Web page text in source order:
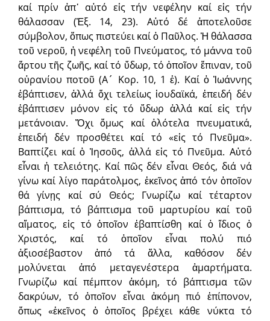
καί πρίν ἀπ᾿ αὐτό εἰς τήν νεφέλην καί εἰς τήν
θάλασσαν (Ἐξ. 14, 23). Αὐτό δέ ἀποτελοῦσε
σύμβολον, ὅπως πιστεύει καί ὁ Παῦλος. Ἡ θάλασσα
τοῦ νεροῦ, ἡ νεφέλη τοῦ Πνεύματος, τό μάννα τοῦ
ἄρτου τῆς ζωῆς, καί τό ὕδωρ, τό ὁποῖον ἔπιναν, τοῦ
οὐρανίου ποτοῦ (Α´ Κορ. 10, 1 ἑ). Καί ὁ Ἰωάννης
ἐβάπτισεν, ἀλλά ὄχι τελείως ἰουδαϊκά, ἐπειδή δέν
ἐβάπτισεν μόνον εἰς τό ὕδωρ ἀλλά καί εἰς τήν
μετάνοιαν. Ὄχι ὅμως καί ὁλότελα πνευματικά,
ἐπειδή δέν προσθέτει καί τό «εἰς τό Πνεῦμα».
Βαπτίζει καί ὁ Ἰησοῦς, ἀλλά εἰς τό Πνεῦμα. Αὐτό
εἶναι ἡ τελειότης. Καί πῶς δέν εἶναι Θεός, διά νά
γίνω καί λίγο παράτολμος, ἐκεῖνος ἀπό τόν ὁποῖον
θά γίνῃς καί σύ Θεός; Γνωρίζω καί τέταρτον
βάπτισμα, τό βάπτισμα τοῦ μαρτυρίου καί τοῦ
αἵματος, εἰς τό ὁποῖον ἐβαπτίσθη καί ὁ ἴδιος ὁ
Χριστός, καί τό ὁποῖον εἶναι πολύ πιό
ἀξιοσέβαστον ἀπό τά ἄλλα, καθόσον δέν
μολύνεται ἀπό μεταγενέστερα ἁμαρτήματα.
Γνωρίζω καί πέμπτον ἀκόμη, τό βάπτισμα τῶν
δακρύων, τό ὁποῖον εἶναι ἀκόμη πιό ἐπίπονον,
ὅπως «ἐκεῖνος ὁ ὁποῖος βρέχει κάθε νύκτα τό